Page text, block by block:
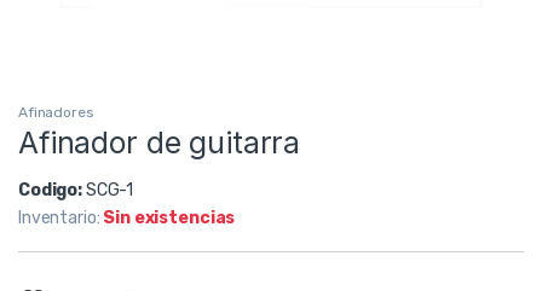
Afinadores
Afinador de guitarra
Codigo:SCG-1
Inventario: Sin existencias